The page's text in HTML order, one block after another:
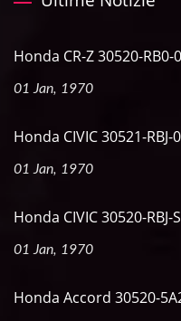
Honda CR-Z 30520-
01 Jan, 1970
Honda CIVIC 30521-
01 Jan, 1970
Honda CIVIC 30520-
01 Jan, 1970
Honda Accord 30520-